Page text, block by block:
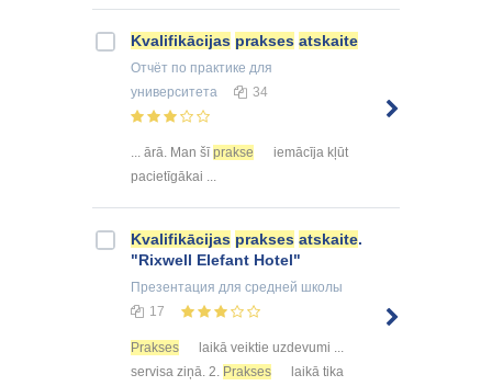
Kvalifikācijas prakses atskaite
Отчёт по практике для
университета
34
... ārā. Man šīprakse
iemācīja kļūt
pacietīgākai ...
Kvalifikācijas prakses atskaite.
"Rixwell Elefant Hotel"
Презентация для средней школы
17
Prakses
laikā veiktie uzdevumi ...
servisa ziņā. 2. Prakses
laikā tika